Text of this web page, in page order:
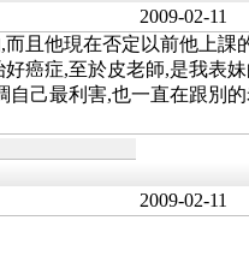
2009-02-11
且他現在否定以前他上
癌症,至於皮老師,是我表
己最利害,也一直在跟別
2009-02-11